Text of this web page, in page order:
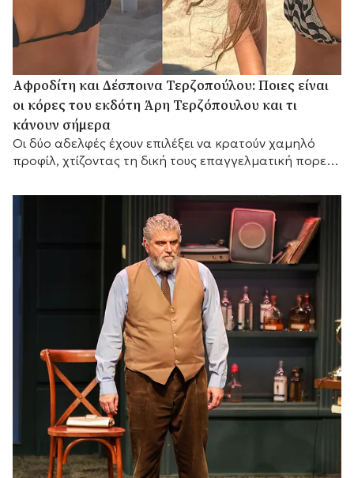
Αφροδίτη και Δέσποινα Τερζοπούλου: Ποιες είναι
οι κόρες του εκδότη Άρη Τερζόπουλου και τι
κάνουν σήμερα
Οι δύο αδελφές έχουν επιλέξει να κρατούν χαμηλό
προφίλ, χτίζοντας τη δική τους επαγγελματική πορεία,
πατέρα τους,